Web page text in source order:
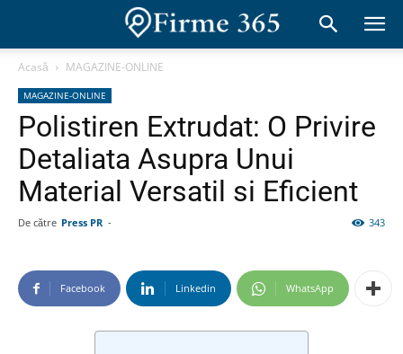
Acasă MAGAZINE-ONLINE
MAGAZINE-ONLINE
Polistiren Extrudat: O Privire
Detaliata Asupra Unui
Material Versatil si Eficient
De către Press PR - 343
Facebook Linkedin WhatsApp